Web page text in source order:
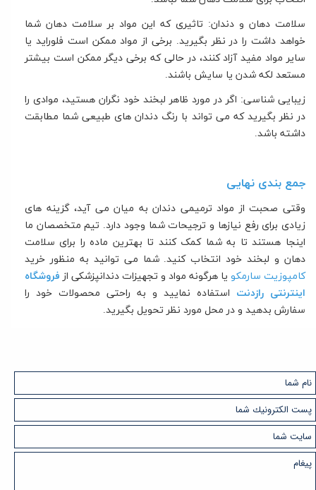
سلامت دهان و دندان: تاثیری که این مواد بر سلامت دهان شما
خواهد داشت را در نظر بگیرید. برخی از مواد ممکن است فلوراید یا
سایر مواد مفید آزاد کنند، در حالی که برخی دیگر ممکن است بیشتر
مستعد لکه شدن یا سایش باشند.
زیبایی شناسی: اگر در مورد ظاهر لبخند خود نگران هستید، موادی را
در نظر بگیرید که می تواند با رنگ دندان های طبیعی شما مطابقت
داشته باشد.
جمع بندی نهایی
وقتی صحبت از مواد ترمیمی دندان به میان می آید، گزینه های
زیادی برای رفع نیازها و ترجیحات شما وجود دارد. تیم متخصصان ما
اینجا هستند تا به شما کمک کنند تا بهترین ماده را برای سلامت
دهان و لبخند خود انتخاب کنید. شما می توانید به منظور خرید
کامپوزیت سارمکو یا هرگونه مواد و تجهیزات دندانپزشکی از فروشگاه
اینترنتی رازدنت استفاده نمایید و به راحتی محصولات خود را
سفارش بدهید و در محل مورد نظر تحویل بگیرید.